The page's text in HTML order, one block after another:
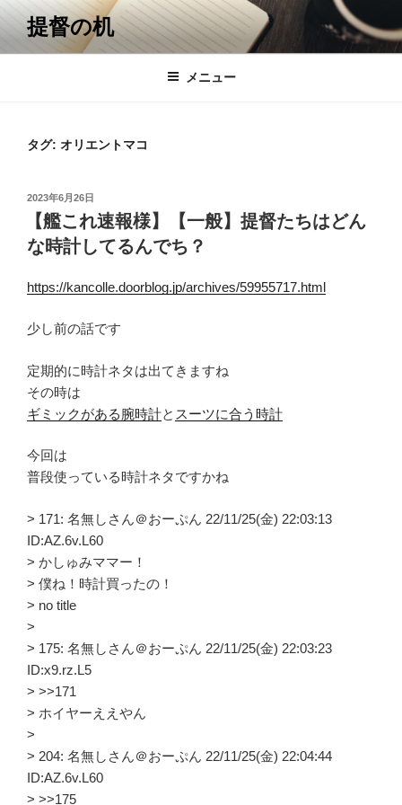
コ
テ
提督の机
メニュー
タグ: オリエントマコ
投
日:
2023年6月26日
【艦これ速報様】【一般】提督たちはどん
な時計してるんでち？
https://kancolle.doorblog.jp/archives/59955717.html
少し前の話です
定期的に時計ネタは出てきますね
その時は
ギミックがある腕時計と スーツに合う時計
今回は
普段使っている時計ネタですかね
> 171: 名無しさん＠おーぷん 22/11/25(金) 22:03:13
ID:AZ.6v.L60
> かしゅみママー！
> 僕ね！時計買ったの！
> no title
>
> 175: 名無しさん＠おーぷん 22/11/25(金) 22:03:23
ID:x9.rz.L5
> >>171
> ホイヤーええやん
>
> 204: 名無しさん＠おーぷん 22/11/25(金) 22:04:44
ID:AZ.6v.L60
> >>175